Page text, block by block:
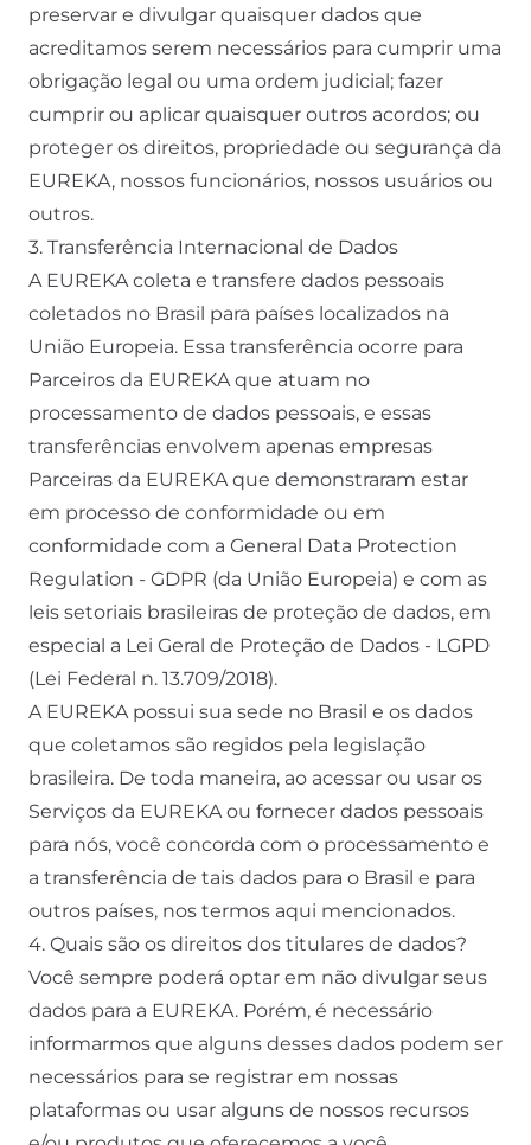
preservar e divulgar quaisquer dados que
acreditamos serem necessários para cumprir uma
obrigação legal ou uma ordem judicial; fazer
cumprir ou aplicar quaisquer outros acordos; ou
proteger os direitos, propriedade ou segurança da
EUREKA, nossos funcionários, nossos usuários ou
outros.
3. Transferência Internacional de Dados
A EUREKA coleta e transfere dados pessoais
coletados no Brasil para países localizados na
União Europeia. Essa transferência ocorre para
Parceiros da EUREKA que atuam no
processamento de dados pessoais, e essas
transferências envolvem apenas empresas
Parceiras da EUREKA que demonstraram estar
em processo de conformidade ou em
conformidade com a General Data Protection
Regulation - GDPR (da União Europeia) e com as
leis setoriais brasileiras de proteção de dados, em
especial a Lei Geral de Proteção de Dados - LGPD
(Lei Federal n. 13.709/2018).
A EUREKA possui sua sede no Brasil e os dados
que coletamos são regidos pela legislação
brasileira. De toda maneira, ao acessar ou usar os
Serviços da EUREKA ou fornecer dados pessoais
para nós, você concorda com o processamento e
a transferência de tais dados para o Brasil e para
outros países, nos termos aqui mencionados.
4. Quais são os direitos dos titulares de dados?
Você sempre poderá optar em não divulgar seus
dados para a EUREKA. Porém, é necessário
informarmos que alguns desses dados podem ser
necessários para se registrar em nossas
plataformas ou usar alguns de nossos recursos